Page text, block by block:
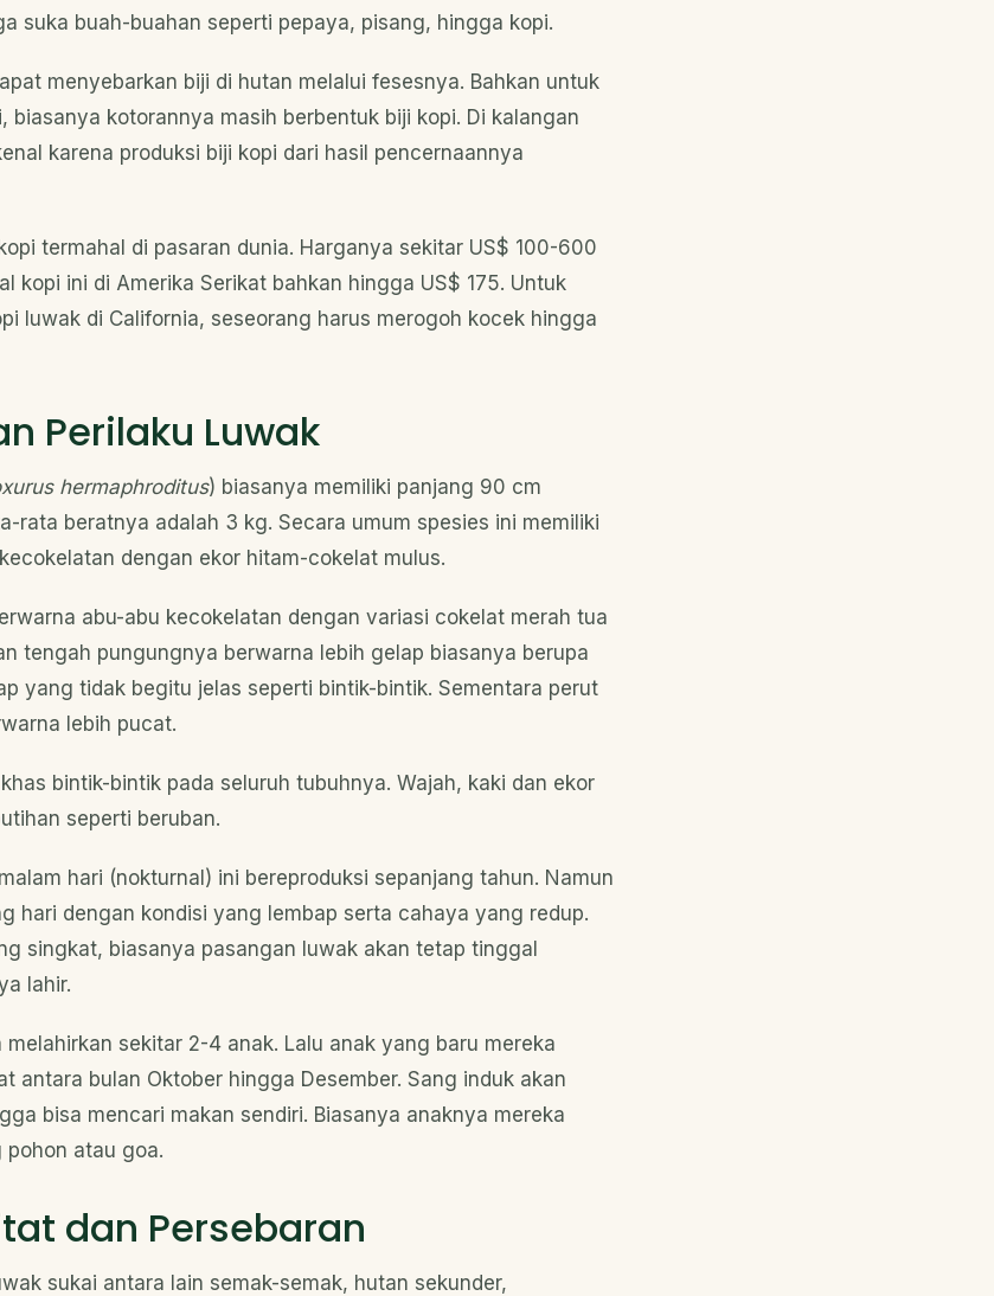
suka buah-buahan seperti pepaya, pisang, hingga kopi.
menyebarkan biji di hutan melalui fesesnya. Bahkan untuk
biasanya kotorannya masih berbentuk biji kopi. Di kalangan
karena produksi biji kopi dari hasil pencernaannya
termahal di pasaran dunia. Harganya sekitar US$ 100-600
kopi ini di Amerika Serikat bahkan hingga US$ 175. Untuk
luwak di California, seseorang harus merogoh kocek hingga
Perilaku Luwak
hermaphroditus) biasanya memiliki panjang 90 cm
rata beratnya adalah 3 kg. Secara umum spesies ini memiliki
dengan ekor hitam-cokelat mulus.
abu-abu kecokelatan dengan variasi cokelat merah tua
tengah pungungnya berwarna lebih gelap biasanya berupa
yang tidak begitu jelas seperti bintik-bintik. Sementara perut
lebih pucat.
bintik-bintik pada seluruh tubuhnya. Wajah, kaki dan ekor
seperti beruban.
hari (nokturnal) ini bereproduksi sepanjang tahun. Namun
hari dengan kondisi yang lembap serta cahaya yang redup.
singkat, biasanya pasangan luwak akan tetap tinggal
lahir.
sekitar 2-4 anak. Lalu anak yang baru mereka
antara bulan Oktober hingga Desember. Sang induk akan
bisa mencari makan sendiri. Biasanya anaknya mereka
pohon atau goa.
dan Persebaran
sukai antara lain semak-semak, hutan sekunder,